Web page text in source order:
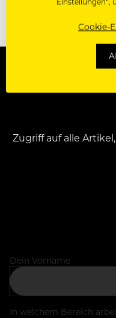
Zugriff auf alle
Dein Vorname
In welchem Bereich
Cookie-